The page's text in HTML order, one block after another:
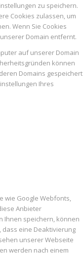
zu speichern.
Cookies zulassen, um
Wenn Sie Cookies
Domain entfernt.
auf unserer Domain
können
Domains gespeichert
Ihres
wie Google Webfonts,
Anbieter
Ihnen speichern, können
dass eine Deaktivierung
unserer Webseite
werden nach einem